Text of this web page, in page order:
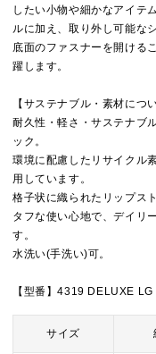
したい小物や細かなアイテ
ルに加え、取り外し可能な
底面のファスナーを開ける
躍します。
【サステナブル・素材につ
耐久性・軽さ・サステナブ
ック。
環境に配慮したリサイクル
用しています。
格子状に織られたリップス
タフな使い心地で、デイリ
す。
水洗い(手洗い)可。
【型番】4319 DELUXE
サイズ